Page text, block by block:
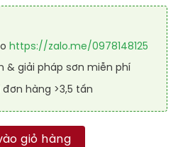
https://zalo.me/0978148125
& giải pháp sơn miễn phí
hàng >3,5 tấn
RAL GARAGE SHIELD SL 9017 số
giỏ hàng